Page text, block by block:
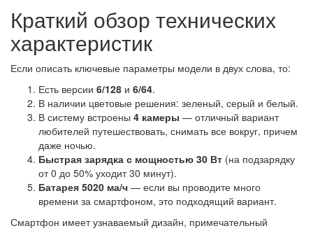
Краткий обзор технических
характеристик
Если описать ключевые параметры модели в двух слова, то:
Есть версии 6/128 и 6/64.
В наличии цветовые решения: зеленый, серый и белый.
В систему встроены 4 камеры — отличный вариант
любителей путешествовать, снимать все вокруг, причем
даже ночью.
Быстрая зарядка с мощностью 30 Вт (на подзарядку
от 0 до 50% уходит 30 минут).
Батарея 5020 ма/ч — если вы проводите много
времени за смартфоном, это подходящий вариант.
Смартфон имеет узнаваемый дизайн, примечательный